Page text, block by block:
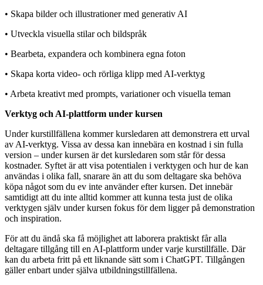
• Skapa bilder och illustrationer med generativ AI
• Utveckla visuella stilar och bildspråk
• Bearbeta, expandera och kombinera egna foton
• Skapa korta video- och rörliga klipp med AI-verktyg
• Arbeta kreativt med prompts, variationer och visuella teman
Verktyg och AI-plattform under kursen
Under kurstillfällena kommer kursledaren att demonstrera ett urval
av AI-verktyg. Vissa av dessa kan innebära en kostnad i sin fulla
version – under kursen är det kursledaren som står för dessa
kostnader. Syftet är att visa potentialen i verktygen och hur de kan
användas i olika fall, snarare än att du som deltagare ska behöva
köpa något som du ev inte använder efter kursen. Det innebär
samtidigt att du inte alltid kommer att kunna testa just de olika
verktygen själv under kursen fokus för dem ligger på demonstration
och inspiration.
För att du ändå ska få möjlighet att laborera praktiskt får alla
deltagare tillgång till en AI-plattform under varje kurstillfälle. Där
kan du arbeta fritt på ett liknande sätt som i ChatGPT. Tillgången
gäller enbart under själva utbildningstillfällena.